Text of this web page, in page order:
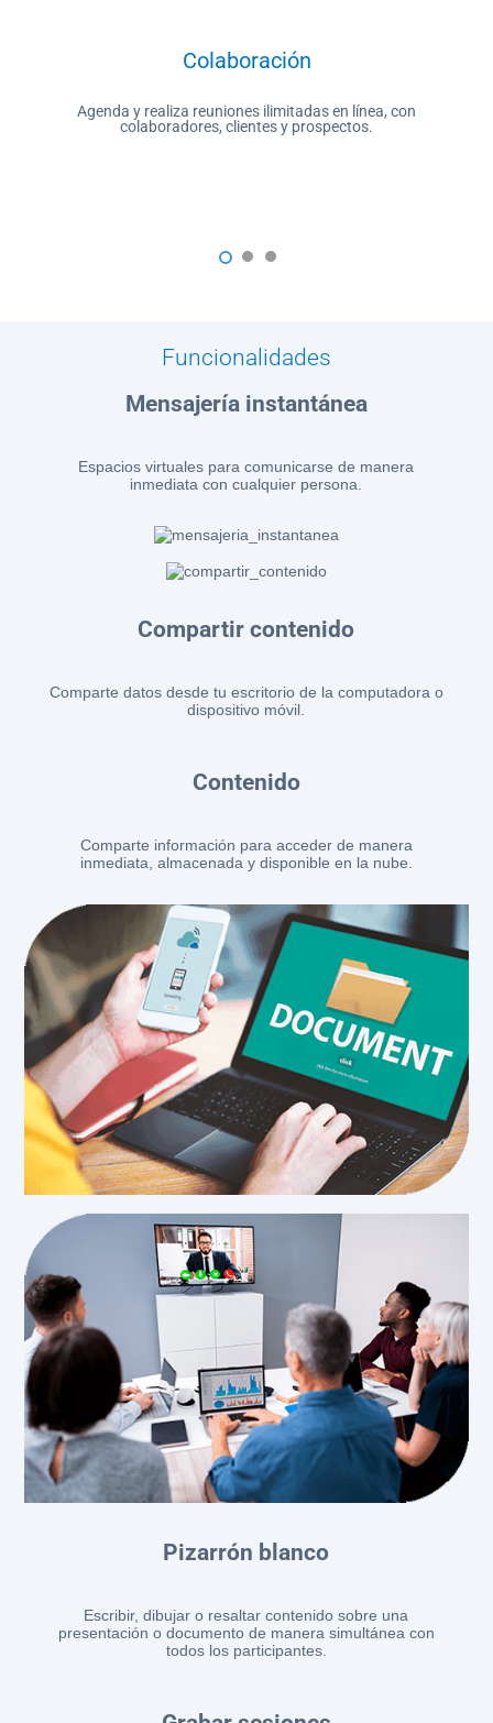
Colaboración
Agenda y realiza reuniones ilimitadas en línea, con
colaboradores, clientes y prospectos.
1 2 3
Funcionalidades
Mensajería instantánea
Espacios virtuales para comunicarse de manera
inmediata con cualquier persona.
Compartir contenido
Comparte datos desde tu escritorio de la computadora o
dispositivo móvil.
Contenido
Comparte información para acceder de manera
inmediata, almacenada y disponible en la nube.
Pizarrón blanco
Escribir, dibujar o resaltar contenido sobre una
presentación o documento de manera simultánea con
todos los participantes.